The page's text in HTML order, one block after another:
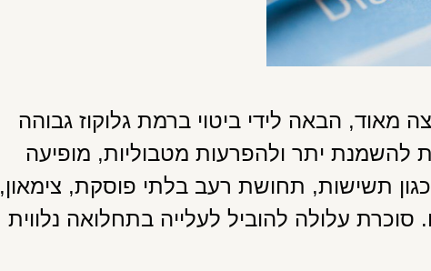
נפוצה מאוד, הבאה לידי ביטוי ברמת גלוקוז גבוהה
יתר ולהפרעות מטבוליות, מופיעה
בתסמינים כגון תשישות, תחושת רעב בלתי פוסקת, צימאון,
סוכרת עלולה להוביל לעלייה בתחלואה נלווית